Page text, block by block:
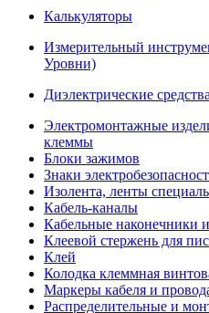
Калькуляторы
Измерительный
Уровни)
Диэлектрические
Электромонтажные
клеммы
Блоки зажимов
Знаки
Изолента, ленты
Кабель-каналы
Кабельные наконечники
Клеевой стержень для
Клей
Колодка клеммная
Маркеры кабеля и
Распределительные и